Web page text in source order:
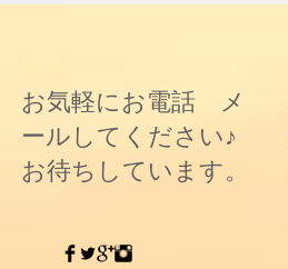
お気軽にお電話 メ
ールしてください♪
お待ちしています。